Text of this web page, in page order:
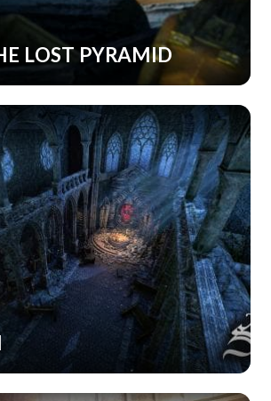
LOST PYRAMID